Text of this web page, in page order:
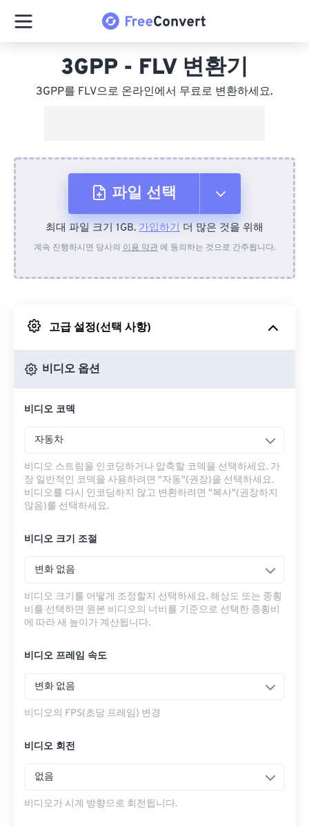
3GPP - FLV 변환기
3GPP를 FLV으로 온라인에서 무료로 변환하세요.
파일 선택
장치에서
Google 드라이브에서
최대 파일 크기 1GB. 가입하기 더 많은 것을 위해
계속 진행하시면 당사의 이용 약관에 동의하는 것으로 간주됩니다.
고급 설정(선택 사항)
비디오 옵션
비디오 코덱
자동차
비디오 스트림을 인코딩하거나 압축할 코덱을 선택하세요. 가
장 일반적인 코덱을 사용하려면 "자동"(권장)을 선택하세요.
비디오를 다시 인코딩하지 않고 변환하려면 "복사"(권장하지
않음)를 선택하세요.
비디오 크기 조절
변화 없음
비디오 크기를 어떻게 조정할지 선택하세요. 해상도 또는 종횡
비를 선택하면 원본 비디오의 너비를 기준으로 선택한 종횡비
에 따라 새 높이가 계산됩니다.
비디오 프레임 속도
변화 없음
비디오의 FPS(초당 프레임) 변경
비디오 회전
없음
비디오가 시계 방향으로 회전됩니다.